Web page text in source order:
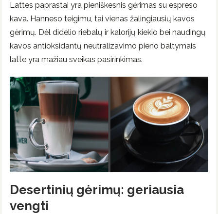
Lattes paprastai yra pieniškesnis gėrimas su espreso
kava. Hanneso teigimu, tai vienas žalingiausių kavos
gėrimų. Dėl didelio riebalų ir kalorijų kiekio bei naudingų
kavos antioksidantų neutralizavimo pieno baltymais
latte yra mažiau sveikas pasirinkimas.
Desertinių gėrimų: geriausia
vengti